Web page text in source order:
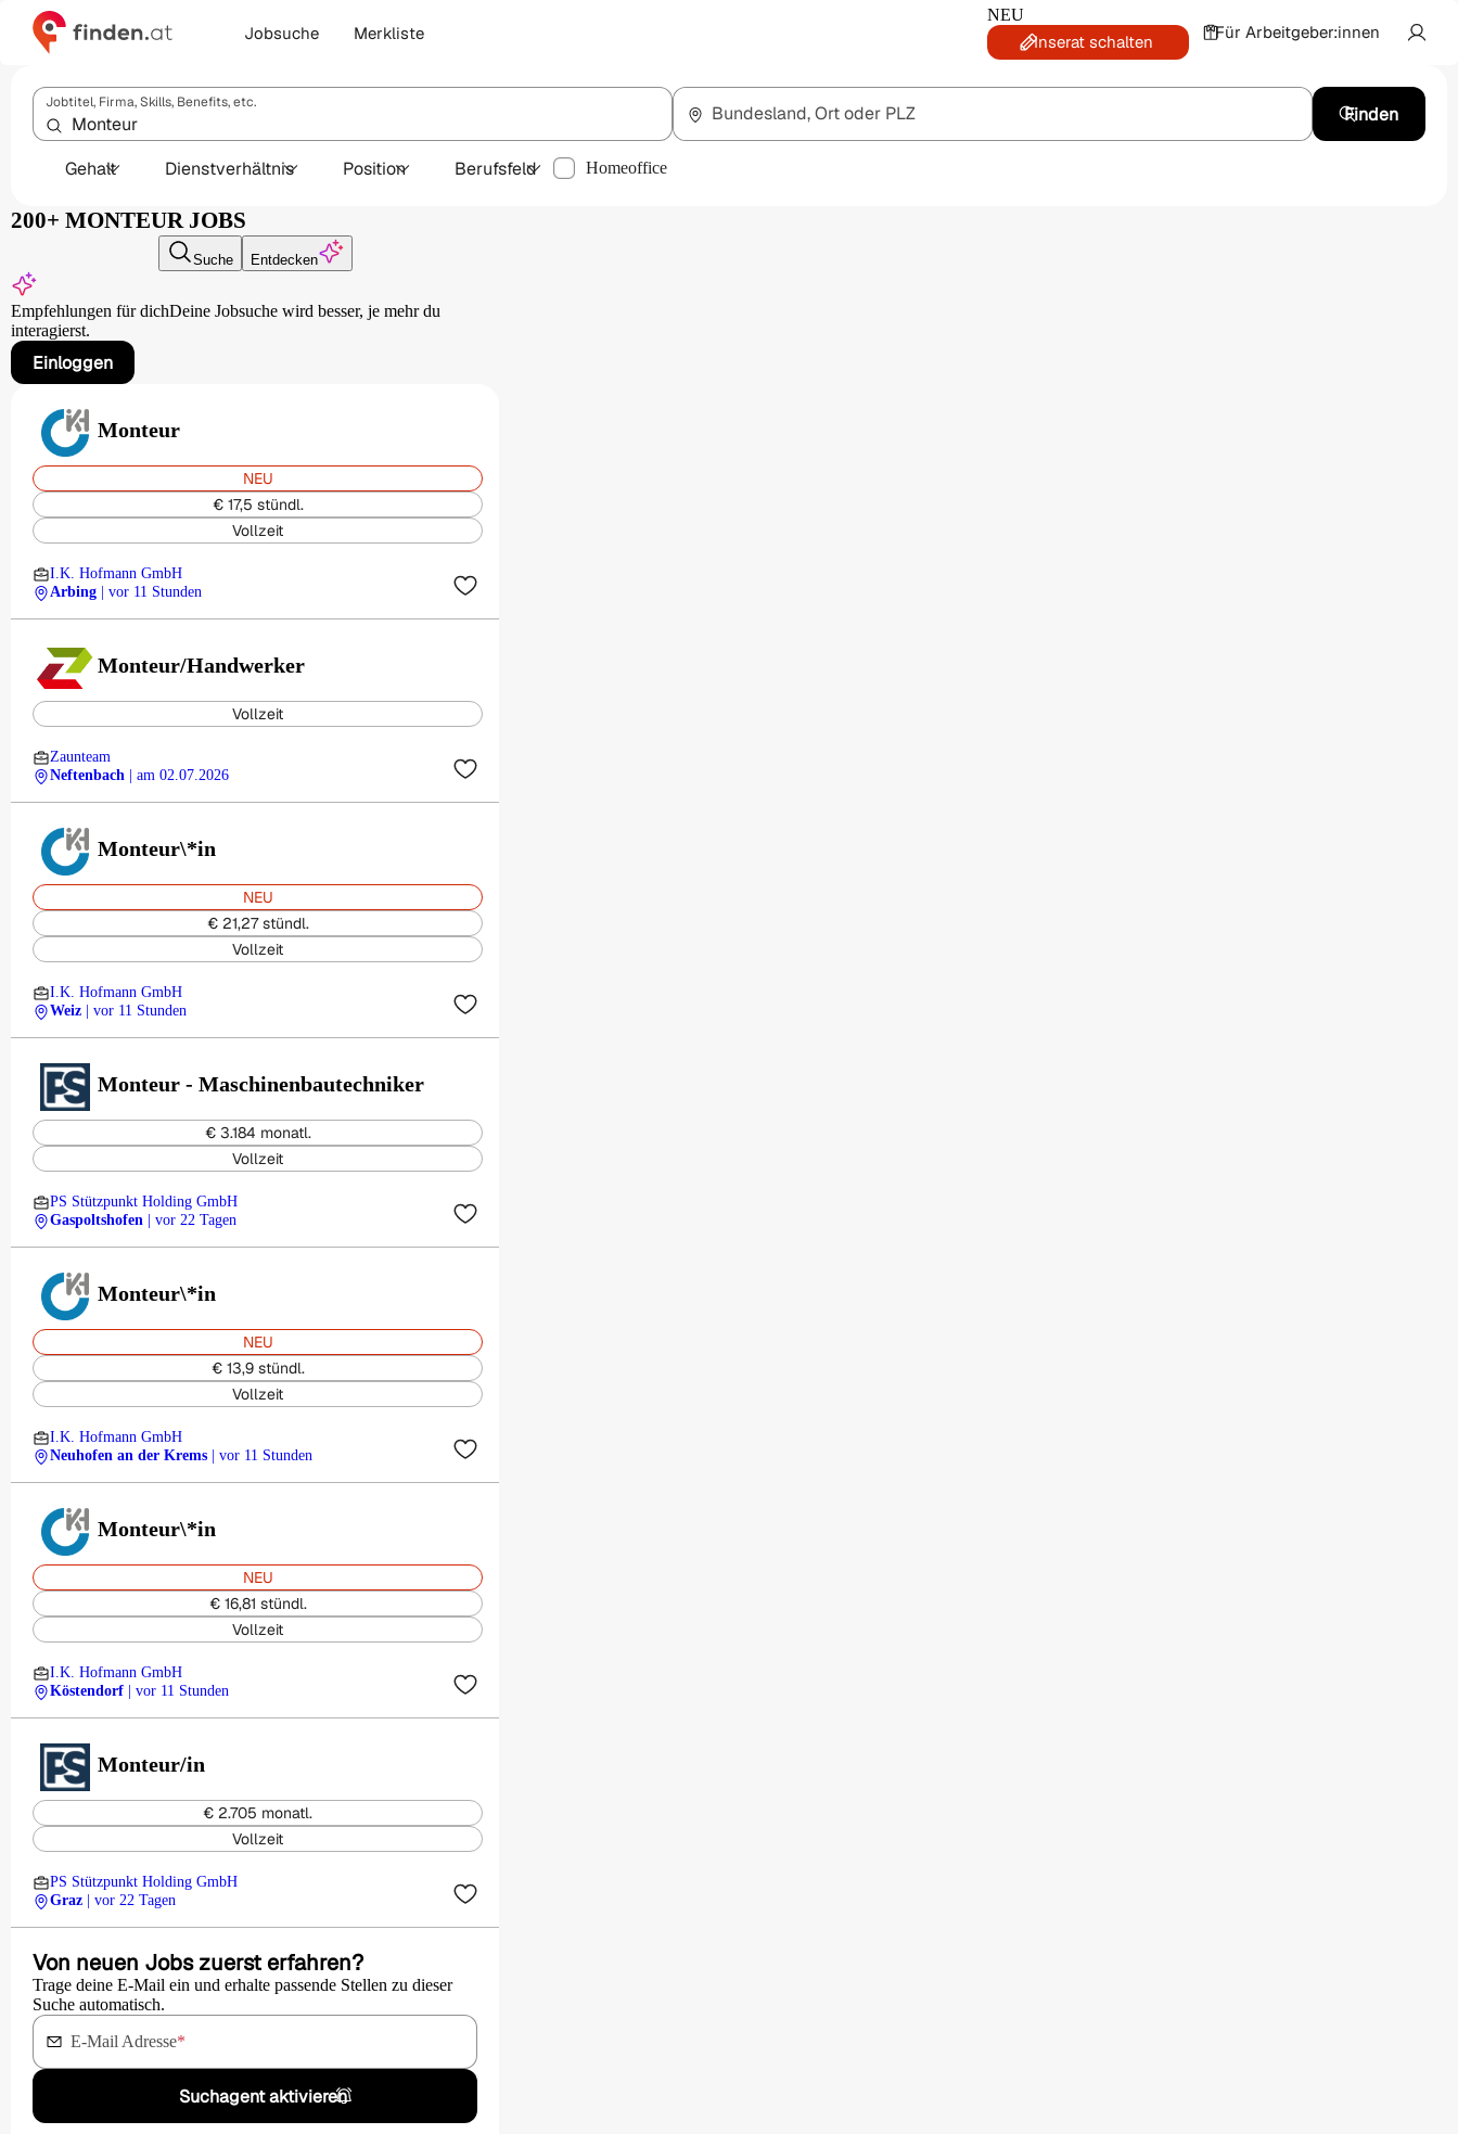
Jobsuche Merkliste
NEU
Inserat schalten Für Arbeitgeber:innen
Jobtitel, Firma, Skills, Benefits, etc. Bundesland, Ort oder PLZ Finden
Gehalt Dienstverhältnis Position Berufsfeld Homeoffice
200+ MONTEUR JOBS
Suche Entdecken
Empfehlungen für dichDeine Jobsuche wird besser, je mehr du
interagierst.
Einloggen
Monteur
NEU
€ 17,5 stündl.
Vollzeit
I.K. Hofmann GmbH
Arbing
| vor 11 Stunden
Monteur/Handwerker
Vollzeit
Zaunteam
Neftenbach
| am 02.07.2026
Monteur\*in
NEU
€ 21,27 stündl.
Vollzeit
I.K. Hofmann GmbH
Weiz
| vor 11 Stunden
Monteur - Maschinenbautechniker
€ 3.184 monatl.
Vollzeit
PS Stützpunkt Holding GmbH
Gaspoltshofen
| vor 22 Tagen
Monteur\*in
NEU
€ 13,9 stündl.
Vollzeit
I.K. Hofmann GmbH
Neuhofen an der Krems
| vor 11 Stunden
Monteur\*in
NEU
€ 16,81 stündl.
Vollzeit
I.K. Hofmann GmbH
Köstendorf
| vor 11 Stunden
Monteur/in
€ 2.705 monatl.
Vollzeit
PS Stützpunkt Holding GmbH
Graz
| vor 22 Tagen
Von neuen Jobs zuerst erfahren?
Trage deine E-Mail ein und erhalte passende Stellen zu dieser
Suche automatisch.
E-Mail Adresse*
Suchagent aktivieren